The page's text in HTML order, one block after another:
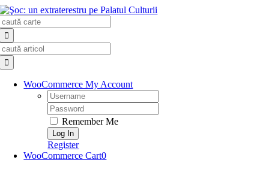
Skip
to
content
WooCommerce My Account
Username:
Password:
Remember Me
Register
WooCommerce Cart0